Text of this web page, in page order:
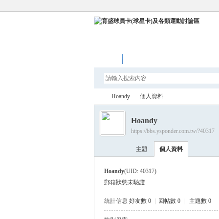
›
Hoandy 個人資料
Hoandy
https://bbs.ysponder.com.tw/?40317
主題 個人資料
Hoandy(UID: 40317)
郵箱狀態未驗證
統計信息 好友數 0 回帖數 0 主題數 0